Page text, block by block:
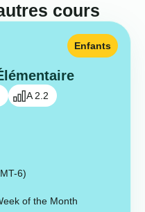
cours
Enfants
A 2.2
6)
of the Month